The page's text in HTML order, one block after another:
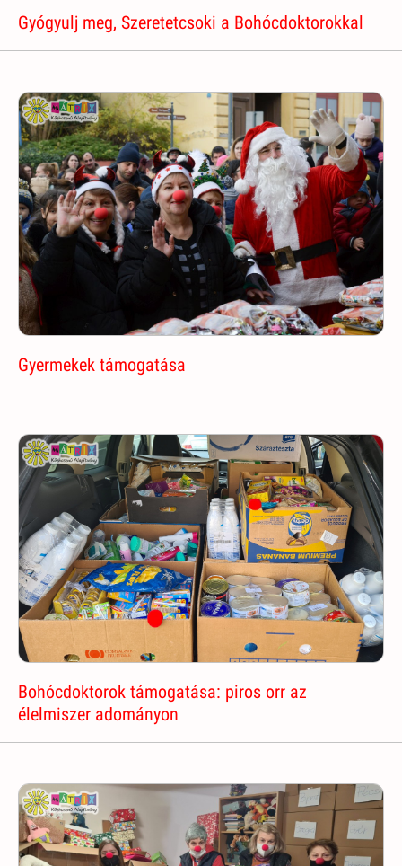
Gyógyulj meg, Szeretetcsoki a Bohócdoktorokkal
Gyermekek támogatása
Bohócdoktorok támogatása: piros orr az
élelmiszer adományon